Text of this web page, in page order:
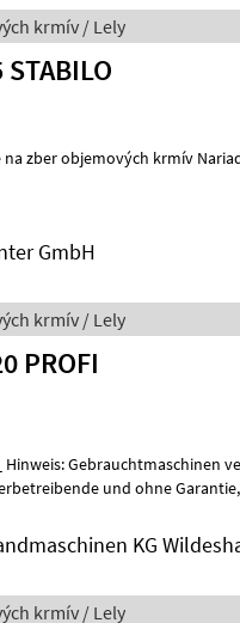
krmív / Lely
STABILO Stroje na zber objemových krmív
GmbH
krmív / Lely
PROFI
Hinweis: Gebrauchtmaschinen
und ohne Garantie, Preis gilt
KG
krmív / Lely